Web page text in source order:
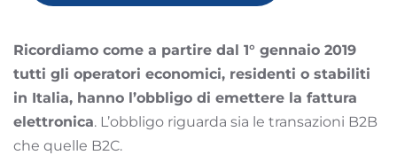
Ricordiamo come a partire dal 1° gennaio 2019
tutti gli operatori economici, residenti o stabiliti
in Italia, hanno l’obbligo di emettere la fattura
elettronica. L’obbligo riguarda sia le transazioni B2B
che quelle B2C.